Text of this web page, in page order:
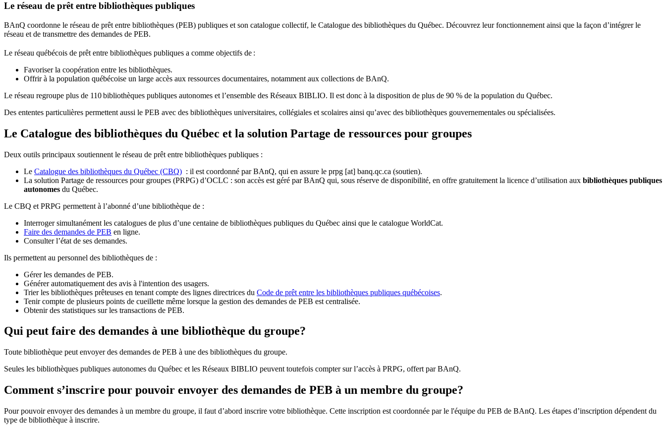
Le réseau de prêt entre bibliothèques publiques
BAnQ coordonne le réseau de prêt entre bibliothèques (PEB) publiques et son catalogue collectif, le Catalogue des bibliothèques du Québec. Découvrez leur fonctionnement ainsi que la façon d’intégrer le
réseau et de transmettre des demandes de PEB.
Le réseau québécois de prêt entre bibliothèques publiques a comme objectifs de :
Favoriser la coopération entre les bibliothèques.
Offrir à la population québécoise un large accès aux ressources documentaires, notamment aux collections de BAnQ.
Le réseau regroupe plus de 110bibliothèques publiques autonomes et l’ensemble des Réseaux BIBLIO. Il est donc à la disposition de plus de 90 % de la population du Québec.
Des ententes particulières permettent aussi le PEB avec des bibliothèques universitaires, collégiales et scolaires ainsi qu’avec des bibliothèques gouvernementales ou spécialisées.
Le Catalogue des bibliothèques du Québec et la solution Partage de ressources pour groupes
Deux outils principaux soutiennent le réseau de prêt entre bibliothèques publiques :
Le Catalogue des bibliothèques du Québec (CBQ) : il est coordonné par BAnQ, qui en assure le prpg [at] banq.qc.ca (soutien).
La solution Partage de ressources pour groupes (PRPG) d’OCLC : son accès est géré par BAnQ qui, sous réserve de disponibilité, en offre gratuitement la licence d’utilisation aux bibliothèques publiques
autonomes du Québec.
Le CBQ et PRPG permettent à l’abonné d’une bibliothèque de :
Interroger simultanément les catalogues de plus d’une centaine de bibliothèques publiques du Québec ainsi que le catalogue WorldCat.
Faire des demandes de PEB en ligne.
Consulter l’état de ses demandes.
Ils permettent au personnel des bibliothèques de :
Gérer les demandes de PEB.
Générer automatiquement des avis à l'intention des usagers.
Trier les bibliothèques prêteuses en tenant compte des lignes directrices du Code de prêt entre les bibliothèques publiques québécoises.
Tenir compte de plusieurs points de cueillette même lorsque la gestion des demandes de PEB est centralisée.
Obtenir des statistiques sur les transactions de PEB.
Qui peut faire des demandes à une bibliothèque du groupe?
Toute bibliothèque peut envoyer des demandes de PEB à une des bibliothèques du groupe.
Seules les bibliothèques publiques autonomes du Québec et les Réseaux BIBLIO peuvent toutefois compter sur l’accès à PRPG, offert par BAnQ.
Comment s’inscrire pour pouvoir envoyer des demandes de PEB à un membre du groupe?
Pour pouvoir envoyer des demandes à un membre du groupe, il faut d’abord inscrire votre bibliothèque. Cette inscription est coordonnée par le l'équipe du PEB de BAnQ. Les étapes d’inscription dépendent du
type de bibliothèque à inscrire.